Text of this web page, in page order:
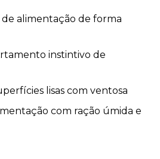
alimentação de forma
instintivo de
lisas com ventosa
com ração úmida e